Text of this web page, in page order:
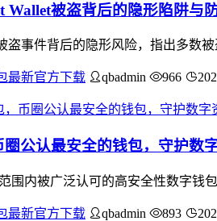
Wallet被盗背后的隐形陷阱与
盗事件背后的隐形风险，指出多
最新官方下载 qbadmin 966
公认最安全的钱包，守护数
围内被广泛认可的高安全性数字钱
最新官方下载 qbadmin 893